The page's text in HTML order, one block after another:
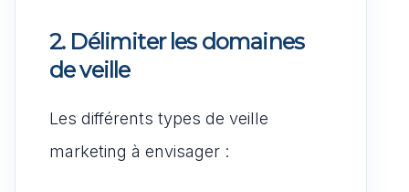
2. Délimiter les domaines
de veille
Les différents types de veille
marketing à envisager :